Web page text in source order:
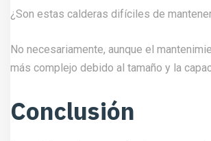
¿Son estas calderas difíciles de
No necesariamente, aunque el
más complejo debido al tamaño y la
Conclusión